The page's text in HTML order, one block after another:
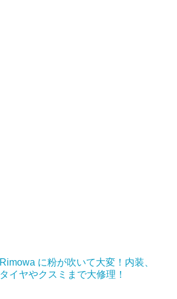
Rimowa に粉が吹いて大変！内装、
タイヤやクスミまで大修理！